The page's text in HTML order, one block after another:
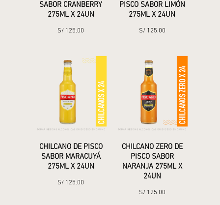
SABOR CRANBERRY
275ML X 24UN
S/ 125.00
PISCO SABOR LIMÓN
275ML X 24UN
S/125.00
CHILCANO DE PISCO
SABOR MARACUYÁ
275ML X 24UN
S/ 125.00
CHILCANO ZERO DE
PISCO SABOR
NARANJA 275ML X
24UN
S/125.00